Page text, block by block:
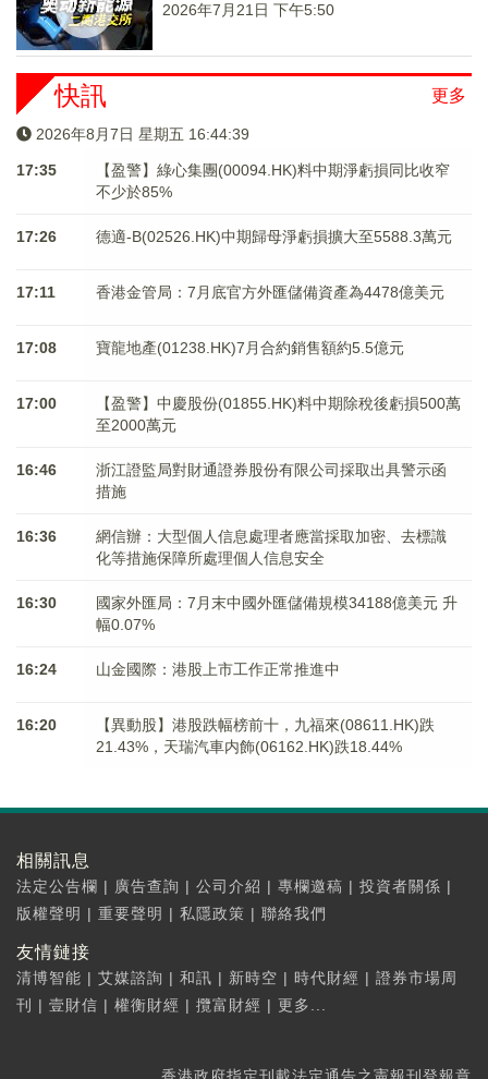
2026年7月21日 下午5:50
更多
快訊
2026年8月7日 星期五 16:44:40
17:35
【盈警】綠心集團(00094.HK)料中期淨虧損同比收窄
不少於85%
17:26 德適-B(02526.HK)中期歸母淨虧損擴大至5588.3萬元
17:11 香港金管局：7月底官方外匯儲備資產為4478億美元
17:08 寶龍地產(01238.HK)7月合約銷售額約5.5億元
17:00
【盈警】中慶股份(01855.HK)料中期除稅後虧損500萬
至2000萬元
16:46
浙江證監局對財通證券股份有限公司採取出具警示函
措施
16:36
網信辦：大型個人信息處理者應當採取加密、去標識
化等措施保障所處理個人信息安全
16:30
國家外匯局：7月末中國外匯儲備規模34188億美元 升
幅0.07%
16:24 山金國際：港股上市工作正常推進中
16:20
【異動股】港股跌幅榜前十，九福來(08611.HK)跌
21.43%，天瑞汽車内飾(06162.HK)跌18.44%
相關訊息
法定公告欄 | 廣告查詢 | 公司介紹 | 專欄邀稿 | 投資者關係 |
版權聲明 | 重要聲明 | 私隱政策 | 聯絡我們
友情鏈接
清博智能 | 艾媒諮詢 | 和訊 | 新時空 | 時代財經 | 證券市場周
刊
| 壹財信 | 權衡財經 | 攬富財經 | 更多...